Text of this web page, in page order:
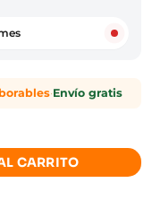
·Envío gratis
CARRITO